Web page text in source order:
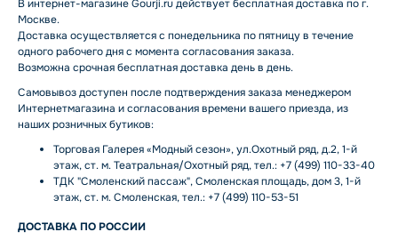
В интернет-магазине Gourji.ru действует бесплатная доставка по г.
Москве.
Доставка осуществляется с понедельника по пятницу в течение
одного рабочего дня с момента согласования заказа.
Возможна срочная бесплатная доставка день в день.
Самовывоз доступен после подтверждения заказа менеджером
Интернетмагазина и согласования времени вашего приезда, из
наших розничных бутиков:
Торговая Галерея «Модный сезон», ул.Охотный ряд, д.2, 1-й
этаж, ст. м. Театральная/Охотный ряд, тел.: +7 (499) 110-33-40
ТДК "Смоленский пассаж", Смоленская площадь, дом 3, 1-й
этаж, ст. м. Смоленская, тел.: +7 (499) 110-53-51
ДОСТАВКА ПО РОССИИ